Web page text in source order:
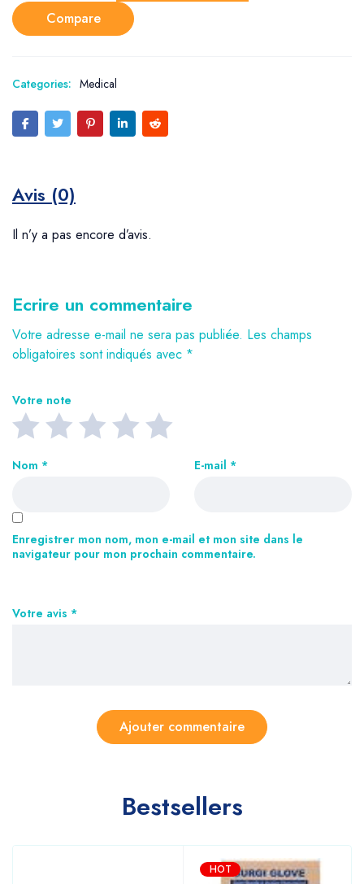
Compare
Categories: Medical
Avis (0)
Il n’y a pas encore d’avis.
Ecrire un commentaire
Votre adresse e-mail ne sera pas publiée. Les champs
obligatoires sont indiqués avec *
Votre note
Votre avis *
Nom * E-mail *
Enregistrer mon nom, mon e-mail et mon site dans le
navigateur pour mon prochain commentaire.
Bestsellers
HOT